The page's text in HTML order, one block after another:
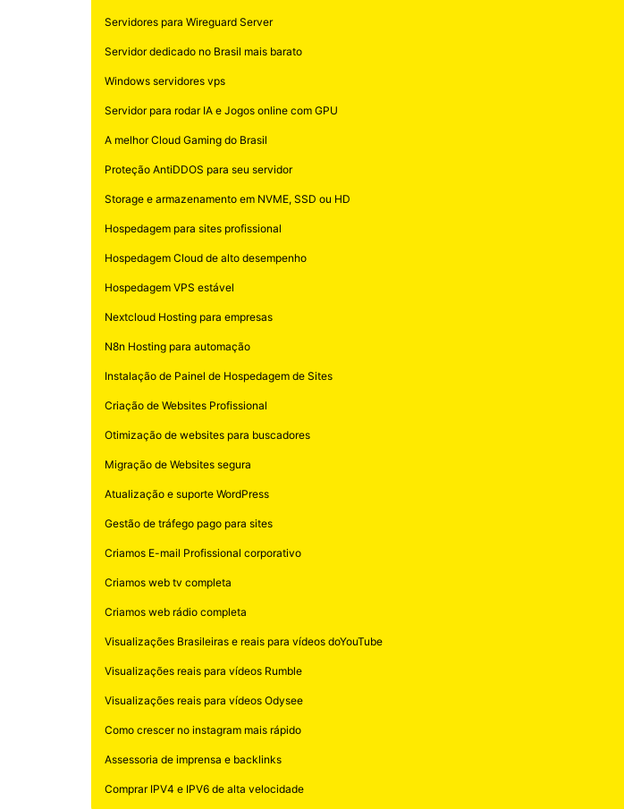
Servidores para Wireguard Server
Servidor dedicado no Brasil mais barato
Windows servidores vps
Servidor para rodar IA e Jogos online com GPU
A melhor Cloud Gaming do Brasil
Proteção AntiDDOS para seu servidor
Storage e armazenamento em NVME, SSD ou HD
Hospedagem para sites profissional
Hospedagem Cloud de alto desempenho
Hospedagem VPS estável
Nextcloud Hosting para empresas
N8n Hosting para automação
Instalação de Painel de Hospedagem de Sites
Criação de Websites Profissional
Otimização de websites para buscadores
Migração de Websites segura
Atualização e suporte WordPress
Gestão de tráfego pago para sites
Criamos E-mail Profissional corporativo
Criamos web tv completa
Criamos web rádio completa
Visualizações Brasileiras e reais para vídeos doYouTube
Visualizações reais para vídeos Rumble
Visualizações reais para vídeos Odysee
Como crescer no instagram mais rápido
Assessoria de imprensa e backlinks
Comprar IPV4 e IPV6 de alta velocidade